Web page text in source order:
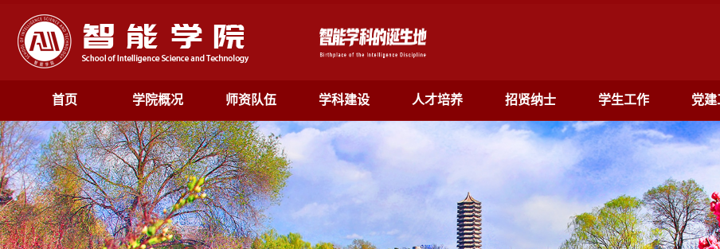
首页 学院概况 师资队伍 学科建设 人才培养 招贤纳士 学生工作 党建